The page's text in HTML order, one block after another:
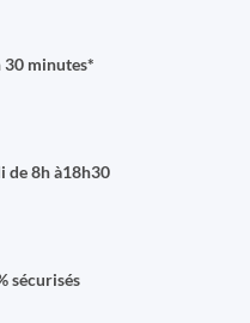
30 minutes*
de 8h à18h30
sécurisés